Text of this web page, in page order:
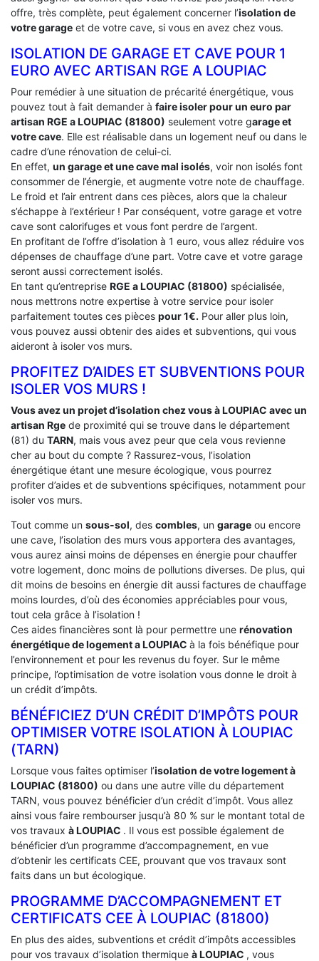
offre, très complète, peut également concerner l’isolation de
votre garage et de votre cave, si vous en avez chez vous.
ISOLATION DE GARAGE ET CAVE POUR 1
EURO AVEC ARTISAN RGE A LOUPIAC
Pour remédier à une situation de précarité énergétique, vous
pouvez tout à fait demander à faire isoler pour un euro par
artisan RGE a LOUPIAC (81800) seulement votre garage et
votre cave. Elle est réalisable dans un logement neuf ou dans le
cadre d’une rénovation de celui-ci.
En effet, un garage et une cave mal isolés, voir non isolés font
consommer de l’énergie, et augmente votre note de chauffage.
Le froid et l’air entrent dans ces pièces, alors que la chaleur
s’échappe à l’extérieur ! Par conséquent, votre garage et votre
cave sont calorifuges et vous font perdre de l’argent.
En profitant de l’offre d’isolation à 1 euro, vous allez réduire vos
dépenses de chauffage d’une part. Votre cave et votre garage
seront aussi correctement isolés.
En tant qu’entreprise RGE a LOUPIAC (81800) spécialisée,
nous mettrons notre expertise à votre service pour isoler
parfaitement toutes ces pièces pour 1€. Pour aller plus loin,
vous pouvez aussi obtenir des aides et subventions, qui vous
aideront à isoler vos murs.
PROFITEZ D’AIDES ET SUBVENTIONS POUR
ISOLER VOS MURS !
Vous avez un projet d’isolation chez vous à LOUPIAC avec un
artisan Rge de proximité qui se trouve dans le département
(81) du TARN, mais vous avez peur que cela vous revienne
cher au bout du compte ? Rassurez-vous, l’isolation
énergétique étant une mesure écologique, vous pourrez
profiter d’aides et de subventions spécifiques, notamment pour
isoler vos murs.
Tout comme un sous-sol, des combles, un garage ou encore
une cave, l’isolation des murs vous apportera des avantages,
vous aurez ainsi moins de dépenses en énergie pour chauffer
votre logement, donc moins de pollutions diverses. De plus, qui
dit moins de besoins en énergie dit aussi factures de chauffage
moins lourdes, d’où des économies appréciables pour vous,
tout cela grâce à l’isolation !
Ces aides financières sont là pour permettre une rénovation
énergétique de logement aLOUPIAC à la fois bénéfique pour
l’environnement et pour les revenus du foyer. Sur le même
principe, l’optimisation de votre isolation vous donne le droit à
un crédit d’impôts.
BÉNÉFICIEZ D’UN CRÉDIT D’IMPÔTS POUR
OPTIMISER VOTRE ISOLATION À ‎LOUPIAC
(TARN)
Lorsque vous faites optimiser l’isolation de votre logement à
LOUPIAC (81800) ou dans une autre ville du département
TARN, vous pouvez bénéficier d’un crédit d’impôt. Vous allez
ainsi vous faire rembourser jusqu’à 80 % sur le montant total de
vos travaux à LOUPIAC . Il vous est possible également de
bénéficier d’un programme d’accompagnement, en vue
d’obtenir les certificats CEE, prouvant que vos travaux sont
faits dans un but écologique.
PROGRAMME D’ACCOMPAGNEMENT ET
CERTIFICATS CEE À ‎LOUPIAC (81800)
En plus des aides, subventions et crédit d’impôts accessibles
pour vos travaux d’isolation thermique à LOUPIAC , vous